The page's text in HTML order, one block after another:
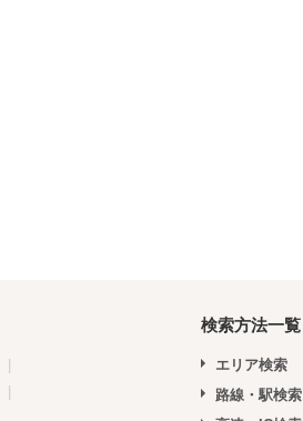
検索方法一覧
エリア検索
路線・駅検索